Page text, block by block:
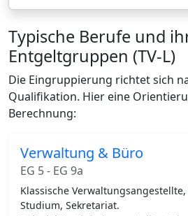
Typische Berufe und
Entgeltgruppen (TV-L)
Die Eingruppierung richtet sich
Qualifikation. Hier eine
Berechnung:
Verwaltung & Büro
EG 5 - EG 9a
Klassische
Studium, Sekretariat.